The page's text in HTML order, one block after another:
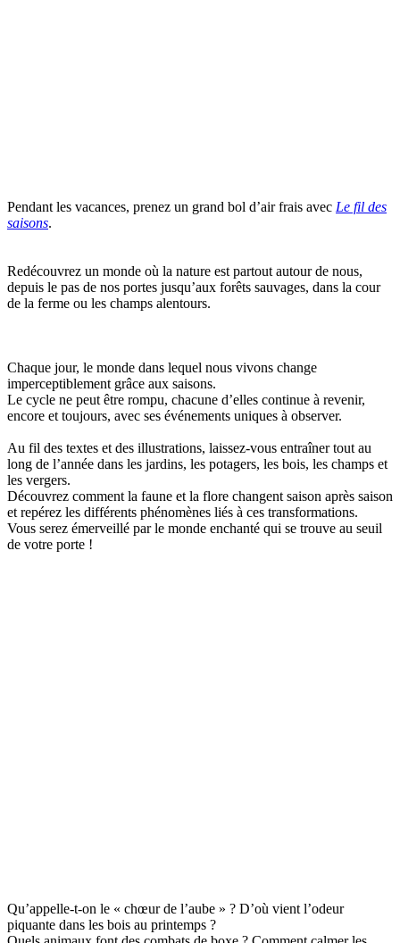
Pendant les vacances, prenez un grand bol d’air frais avec Le fil des
saisons.
Redécouvrez un monde où la nature est partout autour de nous,
depuis le pas de nos portes jusqu’aux forêts sauvages, dans la cour
de la ferme ou les champs alentours.
Chaque jour, le monde dans lequel nous vivons change
imperceptiblement grâce aux saisons.
Le cycle ne peut être rompu, chacune d’elles continue à revenir,
encore et toujours, avec ses événements uniques à observer.
Au fil des textes et des illustrations, laissez-vous entraîner tout au
long de l’année dans les jardins, les potagers, les bois, les champs et
les vergers.
Découvrez comment la faune et la flore changent saison après saison
et repérez les différents phénomènes liés à ces transformations.
Vous serez émerveillé par le monde enchanté qui se trouve au seuil
de votre porte !
Qu’appelle-t-on le « chœur de l’aube » ? D’où vient l’odeur
piquante dans les bois au printemps ?